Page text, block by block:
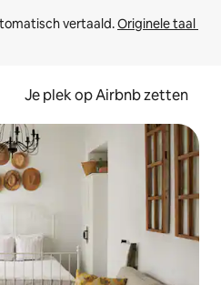
vertaald. Originele taal
Je plek op Airbnb zetten